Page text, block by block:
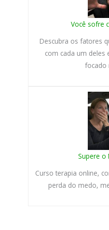
Você sofre
Descubra os fatores
com cada um deles
focado
Supere o
Curso terapia online,
perda do medo,